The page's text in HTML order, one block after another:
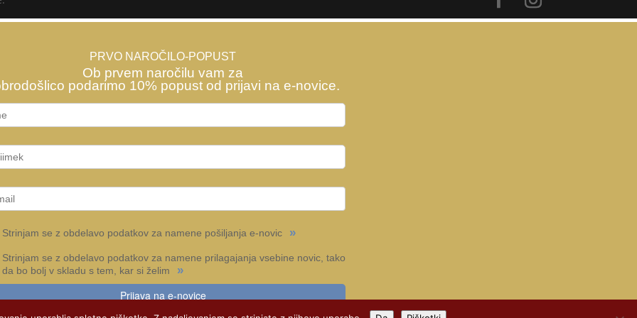
PRVO NAROČILO-POPUST
Ob prvem naročilu vam za
podarimo 10% popust od prijavi na e-novice.
Strinjam se z obdelavo podatkov za namene pošiljanja e-novic »
Strinjam se z obdelavo podatkov za namene prilagajanja vsebine novic, tako
da bo bolj v skladu s tem, kar si želim
»
Prijava na e-novice